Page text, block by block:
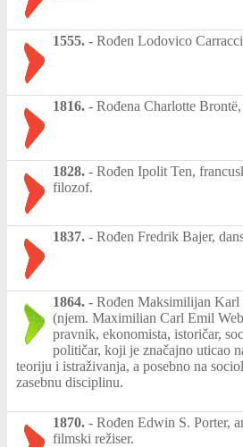
1555. - Rođen Lodovico
1816. - Rođena Charlotte
1828. - Rođen Ipolit Ten,
filozof.
1837. - Rođen Fredrik Bajer,
1864. - Rođen Maksimilijan Karl
(njem. Maximilian Carl Emil
pravnik, ekonomista, istoričar,
političar, koji je značajno uticao
teoriju i istraživanja, a posebno na
zasebnu disciplinu.
1870. - Rođen Edwin S. Porter,
filmski režiser.